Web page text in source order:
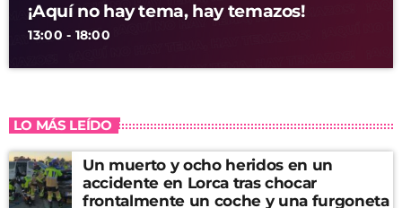
¡Aquí no hay tema, hay temazos!
13:00 - 18:00
LO MÁS LEÍDO
Un muerto y ocho heridos en un
accidente en Lorca tras chocar
frontalmente un coche y una furgoneta